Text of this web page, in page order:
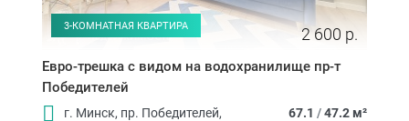
3-КОМНАТНАЯ КВАРТИРА 2 600 р.
Евро-трешка с видом на водохранилище пр-т
Победителей
г. Минск, пр. Победителей,
67.1 /47.2 м²